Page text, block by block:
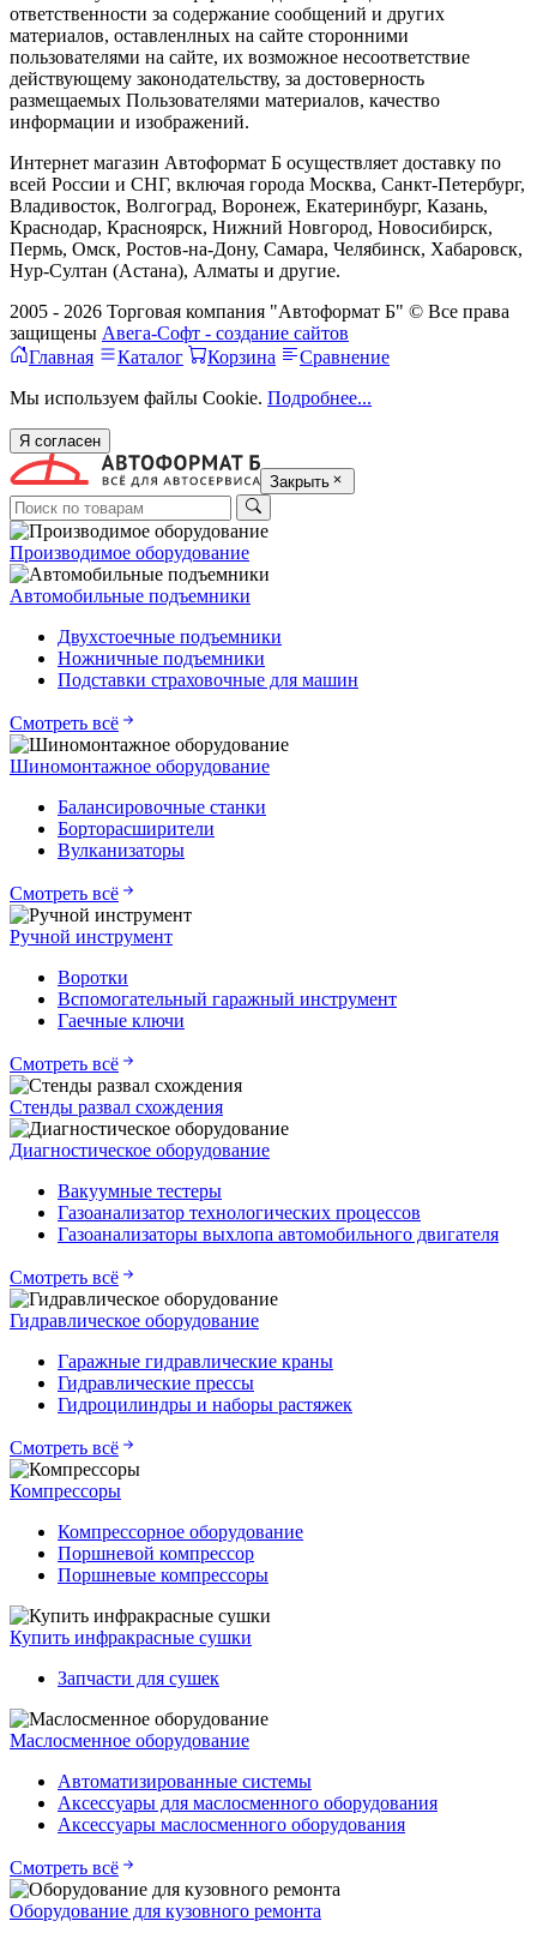
ответственности за содержание сообщений и других
материалов, оставленлных на сайте сторонними
пользователями на сайте, их возможное несоответствие
действующему законодательству, за достоверность
размещаемых Пользователями материалов, качество
информации и изображений.
Интернет магазин Автоформат Б осуществляет доставку по
всей России и СНГ, включая города Москва, Санкт-Петербург,
Владивосток, Волгоград, Воронеж, Екатеринбург, Казань,
Краснодар, Красноярск, Нижний Новгород, Новосибирск,
Пермь, Омск, Ростов-на-Дону, Самара, Челябинск, Хабаровск,
Нур-Султан (Астана), Алматы и другие.
2005 - 2026 Торговая компания "Автоформат Б" © Все права
защищены Авега-Софт - создание сайтов
Главная
Каталог Корзина
Сравнение
Мы используем файлы Cookie. Подробнее...
Я согласен
Закрыть
Производимое оборудование
Автомобильные подъемники
Двухстоечные подъемники
Ножничные подъемники
Подставки страховочные для машин
Смотреть всё
Шиномонтажное оборудование
Балансировочные станки
Борторасширители
Вулканизаторы
Смотреть всё
Ручной инструмент
Воротки
Вспомогательный гаражный инструмент
Гаечные ключи
Смотреть всё
Стенды развал схождения
Диагностическое оборудование
Вакуумные тестеры
Газоанализатор технологических процессов
Газоанализаторы выхлопа автомобильного двигателя
Смотреть всё
Гидравлическое оборудование
Гаражные гидравлические краны
Гидравлические прессы
Гидроцилиндры и наборы растяжек
Смотреть всё
Компрессоры
Компрессорное оборудование
Поршневой компрессор
Поршневые компрессоры
Купить инфракрасные сушки
Запчасти для сушек
Маслосменное оборудование
Автоматизированные системы
Аксессуары для маслосменного оборудования
Аксессуары маслосменного оборудования
Смотреть всё
Оборудование для кузовного ремонта